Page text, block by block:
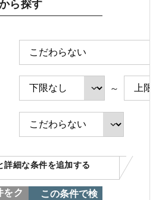
庫検索 トップページ
ポレートサイト
・整備のご予約
ら探す
～
詳細な条件を追加する
をク
この条件で検